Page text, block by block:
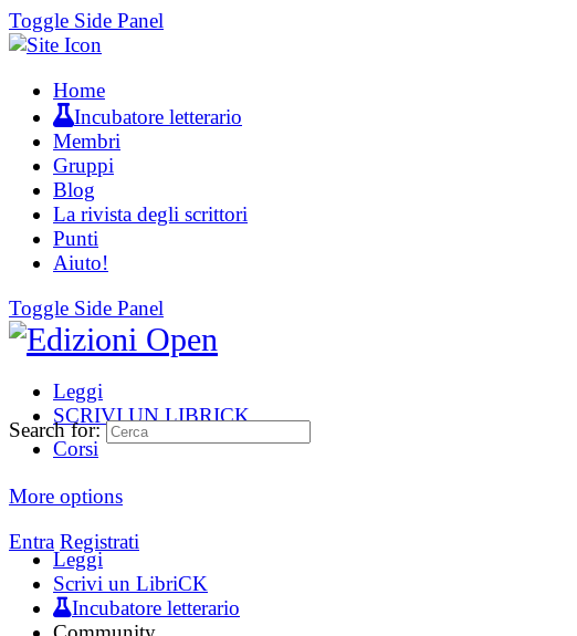
Toggle Side Panel
Home
Incubatore letterario
Membri
Gruppi
Blog
La rivista degli scrittori
Punti
Aiuto!
Toggle Side Panel
Leggi
SCRIVI UN LIBRICK
Corsi
More options
Entra Registrati
Search for:
Leggi
Scrivi un LibriCK
Incubatore letterario